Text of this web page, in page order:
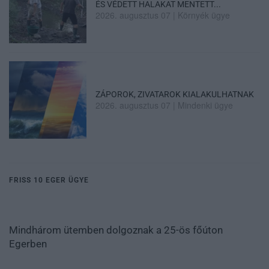
ÉS VÉDETT HALAKAT MENTETT...
2026. augusztus 07 Környék ügye
ZÁPOROK, ZIVATAROK KIALAKULHATNAK
2026. augusztus 07 Mindenki ügye
FRISS 10 EGER ÜGYE
Mindhárom ütemben dolgoznak a 25-ös főúton
Egerben